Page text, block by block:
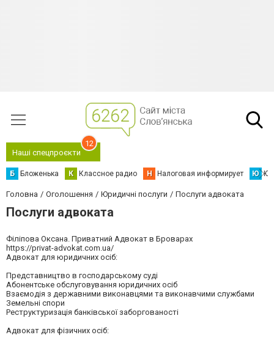
Наші спецпроєкти
12
Б Бложенька К Классное радио Н Налоговая информирует Ю
Головна Оголошення Юридичні послуги Послуги адвоката
Послуги адвоката
Філіпова Оксана. Приватний Адвокат в Броварах
https://privat-advokat.com.ua/
Адвокат для юридичних осіб:
Представництво в господарському суді
Абонентське обслуговування юридичних осіб
Взаємодія з державними виконавцями та виконавчими службами
Земельні спори
Реструктуризація банківської заборгованості
Адвокат для фізичних осіб: